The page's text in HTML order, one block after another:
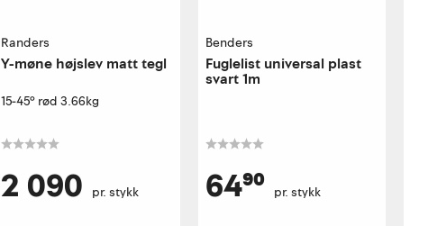
Randers
Y-møne højslev matt tegl
15-45° rød 3.66kg
2 090 pr. stykk
Benders
Fuglelist universal plast
svart 1m
64⁹⁰ pr. stykk